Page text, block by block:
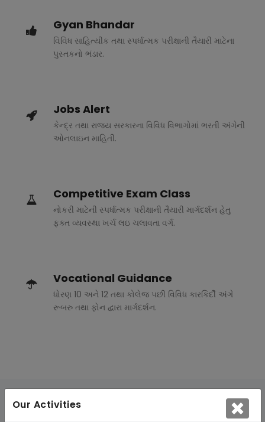
Our Activities
Gyan Bhandar
વિવિધ સાહિત્યીક તથા સ્પર્ધાત્મક પરીક્ષાની તૈયારી માટેના
પુસ્તકનો ભંડાર.
Jobs Alert
કેન્દ્ર તથા રાજ્ય સરકારના વિવિધ વિભાગોમાં ભરતી અંગેની
ઓનલાઇન માહિતી.
Competitive Exam Class
નોકરી માટેની સ્પર્ધાત્મક પરીક્ષાની તૈયારી માર્ગદર્શન હેતુ
ફક્ત વ્યવસ્થા ખર્ચ લઇ ચલાવતા વર્ગ.
Vocational Guidance
ધોરણ 10 અને 12 તથા કોલેજ પછી વિવિધ કારકિર્દી અંગે
રૂબરુ તથા ફોન દ્વારા માર્ગદર્શન.